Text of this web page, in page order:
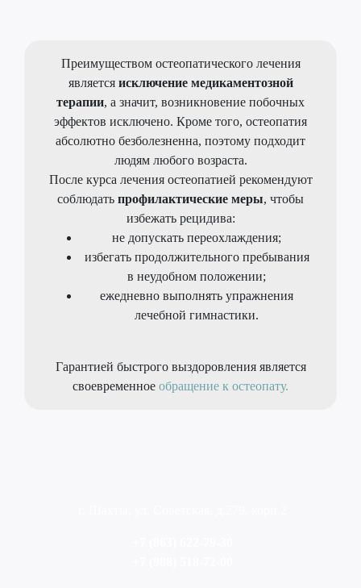
Преимуществом остеопатического лечения
является исключение медикаментозной
терапии, а значит, возникновение побочных
эффектов исключено. Кроме того, остеопатия
абсолютно безболезненна, поэтому подходит
людям любого возраста.
После курса лечения остеопатией рекомендуют
соблюдать профилактические меры, чтобы
избежать рецидива:
не допускать переохлаждения;
избегать продолжительного пребывания
в неудобном положении;
ежедневно выполнять упражнения
лечебной гимнастики.
Гарантией быстрого выздоровления является
своевременное обращение к остеопату.